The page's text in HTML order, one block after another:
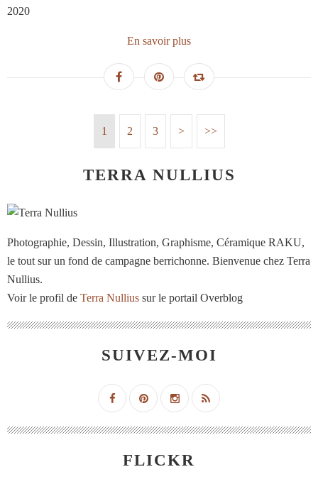
2020
En savoir plus
1 2 3 > >>
TERRA NULLIUS
Photographie, Dessin, Illustration, Graphisme, Céramique RAKU,
le tout sur un fond de campagne berrichonne. Bienvenue chez Terra
Nullius.
Voir le profil de Terra Nullius sur le portail Overblog
SUIVEZ-MOI
FLICKR